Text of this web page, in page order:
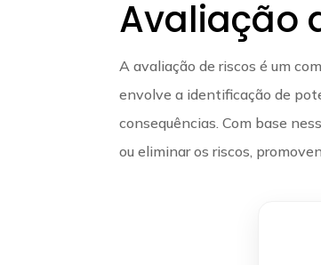
Avaliação
A avaliação de riscos é um
envolve a identificação de
consequências. Com base
ou eliminar os riscos,